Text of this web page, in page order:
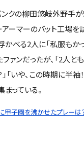
クの柳田悠岐外野手
アーマーのバット工場を
べる2人に「私服もかっ
ァンだったが、「2人と
」「いや、この時期に半
っている。
に甲子園を沸かせたプレー